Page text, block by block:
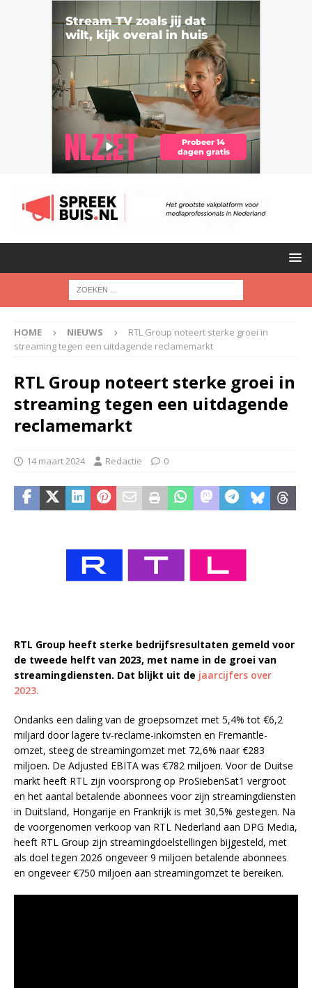
HOME NIEUWS
RTL Group noteert sterke groei in
streaming tegen een uitdagende reclamemarkt
RTL Group noteert sterke groei in
streaming tegen een uitdagende
reclamemarkt
14 maart 2024 Redactie 0
RTL Group heeft sterke bedrijfsresultaten gemeld voor
de tweede helft van 2023, met name in de groei van
streamingdiensten. Dat blijkt uit de jaarcijfers over
2023.
Ondanks een daling van de groepsomzet met 5,4% tot €6,2
miljard door lagere tv-reclame-inkomsten en Fremantle-
omzet, steeg de streamingomzet met 72,6% naar €283
miljoen. De Adjusted EBITA was €782 miljoen. Voor de Duitse
markt heeft RTL zijn voorsprong op ProSiebenSat1 vergroot
en het aantal betalende abonnees voor zijn streamingdiensten
in Duitsland, Hongarije en Frankrijk is met 30,5% gestegen. Na
de voorgenomen verkoop van RTL Nederland aan DPG Media,
heeft RTL Group zijn streamingdoelstellingen bijgesteld, met
als doel tegen 2026 ongeveer 9 miljoen betalende abonnees
en ongeveer €750 miljoen aan streamingomzet te bereiken.